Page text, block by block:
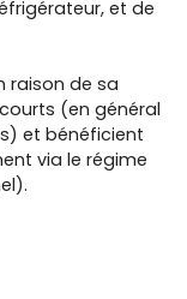
et de
raison de sa
(en général
et bénéficient
via le régime